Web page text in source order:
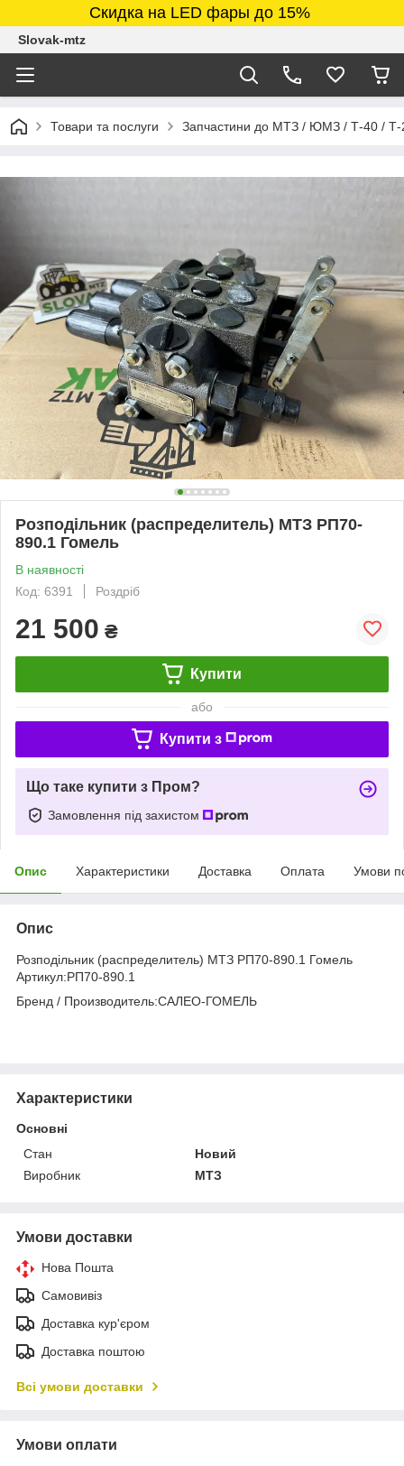
Скидка на LED фары до 15%
Slovak-mtz
Товари та послуги Запчастини до МТЗ / ЮМЗ / Т-40 /
Розподільник (распределитель) МТЗ РП70-
890.1 Гомель
В наявності
Код: 6391
Роздріб
21 500 ₴
Купити
або
Купити з
Що таке купити з Пром?
Замовлення під захистом
Опис Характеристики Доставка Оплата Умови
Опис
Розподільник (распределитель) МТЗ РП70-890.1 Гомель
Артикул:РП70-890.1
Бренд / Производитель:САЛЕО-ГОМЕЛЬ
Характеристики
Основні
Стан
Новий
Виробник
МТЗ
Умови доставки
Нова Пошта
Самовивіз
Доставка кур'єром
Доставка поштою
Всі умови доставки
Умови оплати